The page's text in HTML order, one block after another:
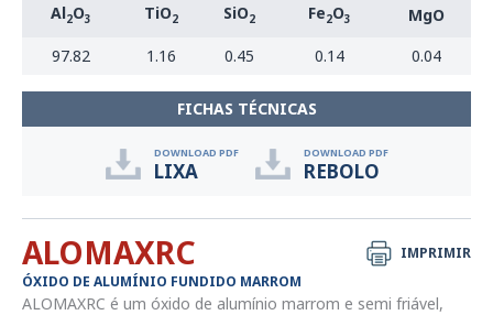
Al2O3 TiO2 SiO2 Fe2O3
MgO
97.82
1.16 0.45 0.14 0.04
FICHAS TÉCNICAS
DOWNLOAD PDF
LIXA
DOWNLOAD PDF
REBOLO
IMPRIMIR
ALOMAXRC
ÓXIDO DE ALUMÍNIO FUNDIDO MARROM
ALOMAXRC é um óxido de alumínio marrom e semi friável,